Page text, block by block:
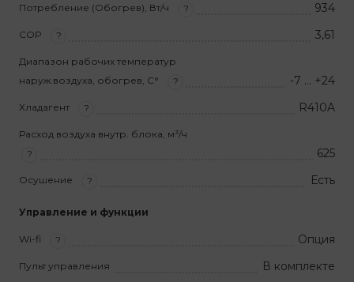
Потребление (Обогрев), Вт/ч ? 934
COP ? 3,61
Диапазон рабочих температур
наруж.воздуха, обогрев, С°
? -7 … +24
Хладагент ? R410A
Расход воздуха внутр. блока, м³/ч
?
625
Осушение ? Есть
Управление и функции
Wi-fi ? Опция
Пульт управления В комплекте